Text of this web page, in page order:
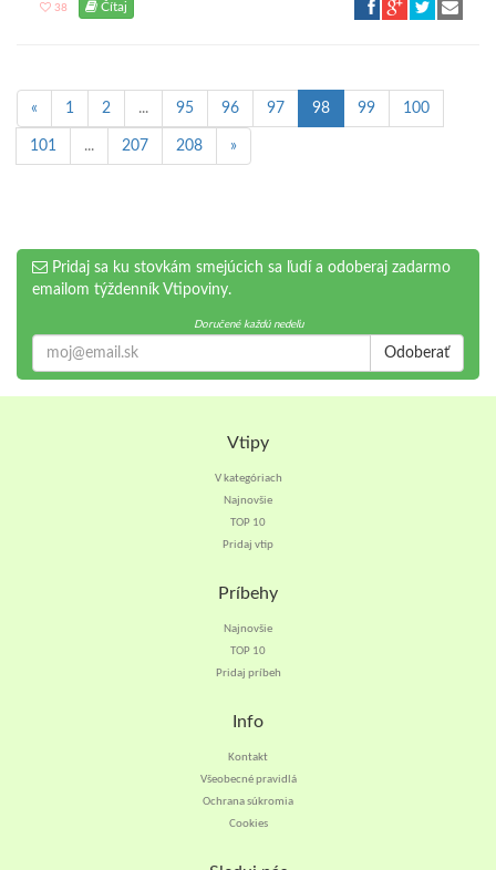
38 Čítaj
« 1 2 ... 95 96 97 98 99 100
101 ... 207 208 »
Pridaj sa ku stovkám smejúcich sa ľudí a odoberaj zadarmo
emailom týždenník Vtipoviny.
Doručené každú nedeľu
Odoberať
Vtipy
V kategóriach
Najnovšie
TOP 10
Pridaj vtip
Príbehy
Najnovšie
TOP 10
Pridaj príbeh
Info
Kontakt
Všeobecné pravidlá
Ochrana súkromia
Cookies